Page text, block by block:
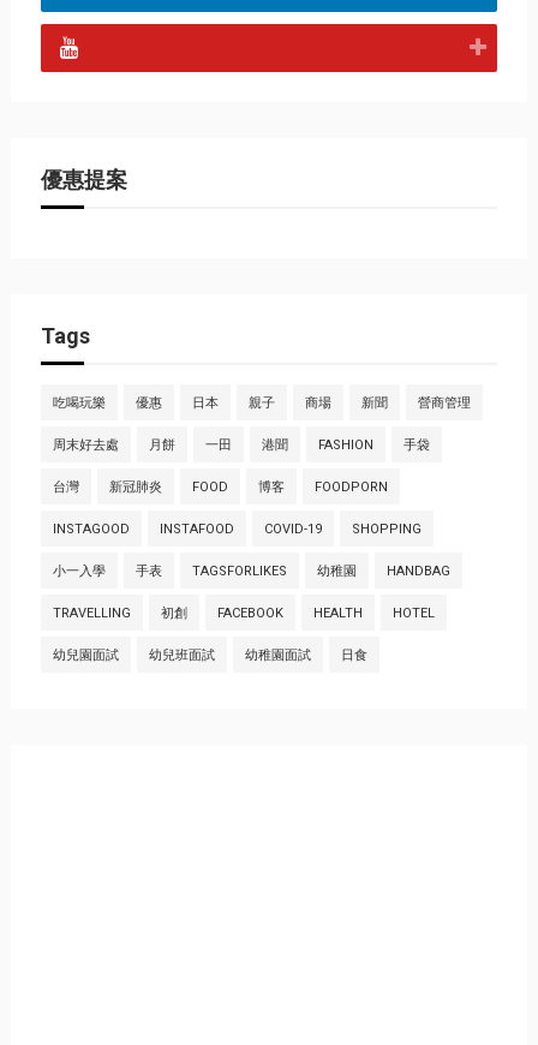
優惠提案
Tags
吃喝玩樂 優惠 日本 親子 商場 新聞 營商管理
周末好去處 月餅 一田 港聞 FASHION 手袋
台灣 新冠肺炎 FOOD 博客 FOODPORN
INSTAGOOD INSTAFOOD COVID-19 SHOPPING
小一入學 手表 TAGSFORLIKES 幼稚園 HANDBAG
TRAVELLING 初創 FACEBOOK HEALTH HOTEL
幼兒園面試 幼兒班面試 幼稚園面試 日食